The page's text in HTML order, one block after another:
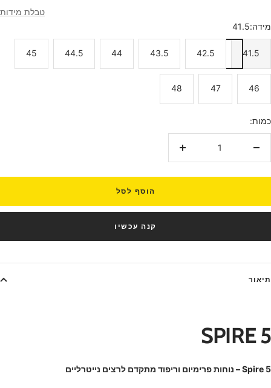
מידה:41.5
טבלת מידות
41.5
42.5
43.5
44
44.5
45
46
47
48
כמות:
הגדלת
הוסף לסל
קנה עכשיו
תיאור
SPIRE 5
Spire 5 – נוחות פרימיום וריפוד מתקדם לרצים נייטרליים